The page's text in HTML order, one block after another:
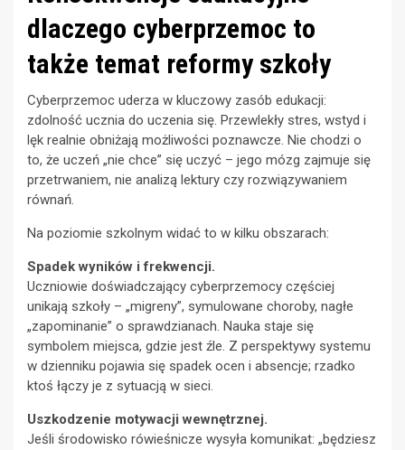
dlaczego cyberprzemoc to
także temat reformy szkoły
Cyberprzemoc uderza w kluczowy zasób edukacji:
zdolność ucznia do uczenia się. Przewlekły stres, wstyd i
lęk realnie obniżają możliwości poznawcze. Nie chodzi o
to, że uczeń „nie chce” się uczyć – jego mózg zajmuje się
przetrwaniem, nie analizą lektury czy rozwiązywaniem
równań.
Na poziomie szkolnym widać to w kilku obszarach:
Spadek wyników i frekwencji.
Uczniowie doświadczający cyberprzemocy częściej
unikają szkoły – „migreny”, symulowane choroby, nagłe
„zapominanie” o sprawdzianach. Nauka staje się
symbolem miejsca, gdzie jest źle. Z perspektywy systemu
w dzienniku pojawia się spadek ocen i absencje; rzadko
ktoś łączy je z sytuacją w sieci.
Uszkodzenie motywacji wewnętrznej.
Jeśli środowisko rówieśnicze wysyła komunikat: „będziesz